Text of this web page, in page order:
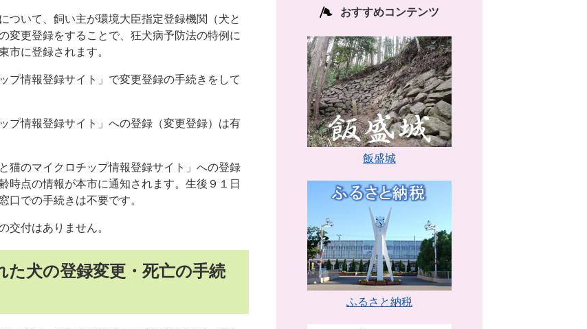
いて、飼い主が環境大臣指定登録機関（犬と
変更登録をすることで、狂犬病予防法の特例に
市に登録されます。
プ情報登録サイト」​で変更登録の手続きをして
プ情報登録サイト」への登録（変更登録）は有
猫のマイクロチップ情報登録サイト」への登録
時点の情報が本市に通知されます。生後９１日
口での手続きは不要です。
交付はありません。
犬の登録変更・死亡の手続
おすすめコンテンツ
飯盛城
ふるさと納税